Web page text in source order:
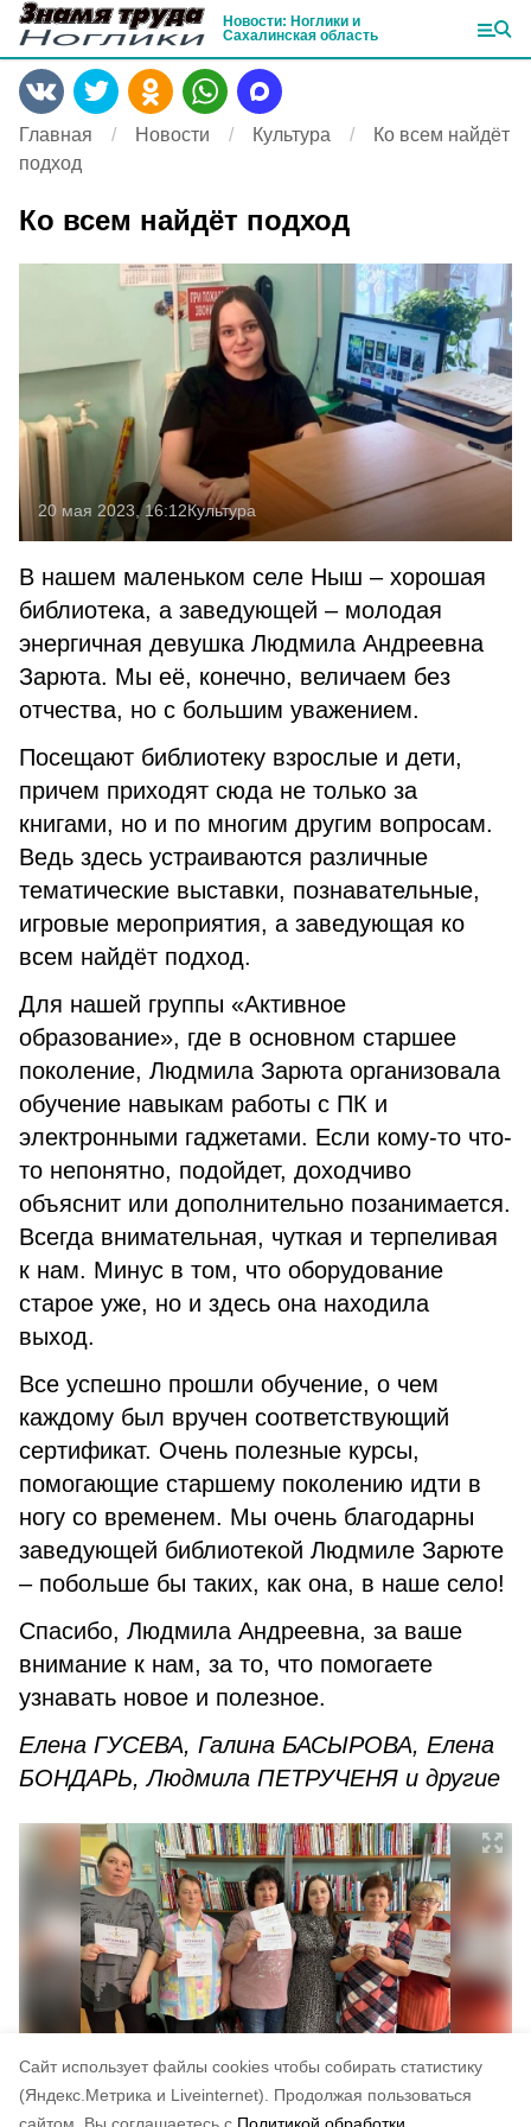
Cайт использует файлы cookies чтобы собирать статистику
(Яндекс.Метрика и Liveinternet).
Продолжая пользоваться
Новости: Ноглики и
Сахалинская область
Главная Новости Культура
Ко всем найдёт
подход
Ко всем найдёт подход
20 мая 2023, 16:12Культура
В нашем маленьком селе Ныш – хорошая
библиотека, а заведующей – молодая
энергичная девушка Людмила Андреевна
Зарюта. Мы её, конечно, величаем без
отчества, но с большим уважением.
Посещают библиотеку взрослые и дети,
причем приходят сюда не только за
книгами, но и по многим другим вопросам.
Ведь здесь устраиваются различные
тематические выставки, познавательные,
игровые мероприятия, а заведующая ко
всем найдёт подход.
Для нашей группы «Активное
образование», где в основном старшее
поколение, Людмила Зарюта организовала
обучение навыкам работы с ПК и
электронными гаджетами. Если кому-то что-
то непонятно, подойдет, доходчиво
объяснит или дополнительно позанимается.
Всегда внимательная, чуткая и терпеливая
к нам. Минус в том, что оборудование
старое уже, но и здесь она находила
выход.
Все успешно прошли обучение, о чем
каждому был вручен соответствующий
сертификат. Очень полезные курсы,
помогающие старшему поколению идти в
ногу со временем. Мы очень благодарны
заведующей библиотекой Людмиле Зарюте
– побольше бы таких, как она, в наше село!
Спасибо, Людмила Андреевна, за ваше
внимание к нам, за то, что помогаете
узнавать новое и полезное.
Елена ГУСЕВА, Галина БАСЫРОВА, Елена
БОНДАРЬ, Людмила ПЕТРУЧЕНЯ и другие